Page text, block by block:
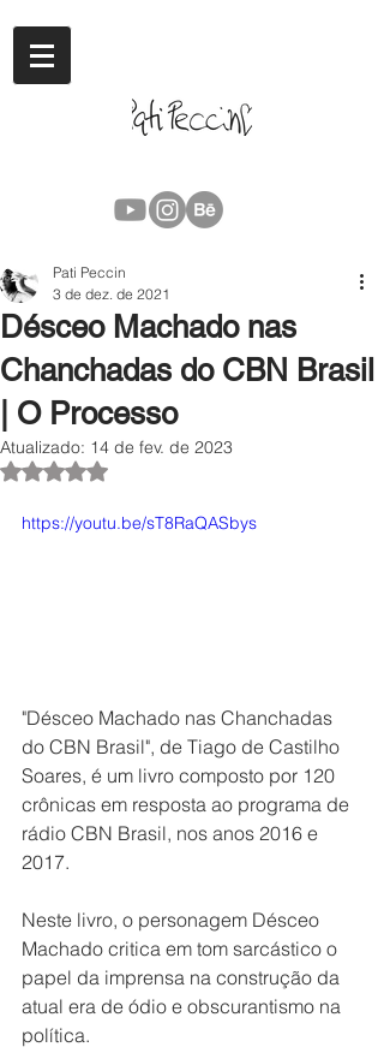
Désceo Machado nas
Chanchadas do CBN Brasil
| O Processo
Pati Peccin
3 de dez. de 2021
Atualizado: 14 de fev. de 2023
Avaliado com NaN de 5 estrelas.
https://youtu.be/sT8RaQASbys
"Désceo Machado nas Chanchadas
do CBN Brasil", de Tiago de Castilho
Soares, é um livro composto por 120
crônicas em resposta ao programa de
rádio CBN Brasil, nos anos 2016 e
2017.
Neste livro, o personagem Désceo
Machado critica em tom sarcástico o
papel da imprensa na construção da
atual era de ódio e obscurantismo na
política.